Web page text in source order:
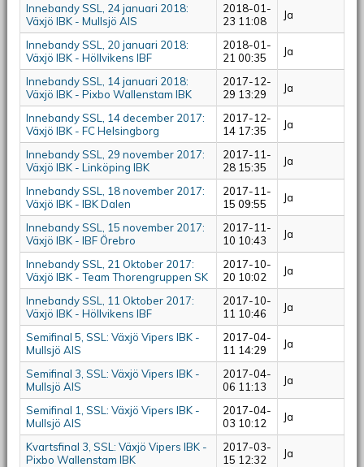
Innebandy SSL, 24 januari 2018:
Växjö IBK - Mullsjö AIS
2018-01-
23 11:08
Ja
Innebandy SSL, 20 januari 2018:
Växjö IBK - Höllvikens IBF
2018-01-
21 00:35
Ja
Innebandy SSL, 14 januari 2018:
Växjö IBK - Pixbo Wallenstam IBK
2017-12-
29 13:29
Ja
Innebandy SSL, 14 december 2017:
Växjö IBK - FC Helsingborg
2017-12-
14 17:35
Ja
Innebandy SSL, 29 november 2017:
Växjö IBK - Linköping IBK
2017-11-
28 15:35
Ja
Innebandy SSL, 18 november 2017:
Växjö IBK - IBK Dalen
2017-11-
15 09:55
Ja
Innebandy SSL, 15 november 2017:
Växjö IBK - IBF Örebro
2017-11-
10 10:43
Ja
Innebandy SSL, 21 Oktober 2017:
Växjö IBK - Team Thorengruppen SK
2017-10-
20 10:02
Ja
Innebandy SSL, 11 Oktober 2017:
Växjö IBK - Höllvikens IBF
2017-10-
11 10:46
Ja
Semifinal 5, SSL: Växjö Vipers IBK -
Mullsjö AIS
2017-04-
11 14:29
Ja
Semifinal 3, SSL: Växjö Vipers IBK -
Mullsjö AIS
2017-04-
06 11:13
Ja
Semifinal 1, SSL: Växjö Vipers IBK -
Mullsjö AIS
2017-04-
03 10:12
Ja
Kvartsfinal 3, SSL: Växjö Vipers IBK -
Pixbo Wallenstam IBK
2017-03-
15 12:32
Ja